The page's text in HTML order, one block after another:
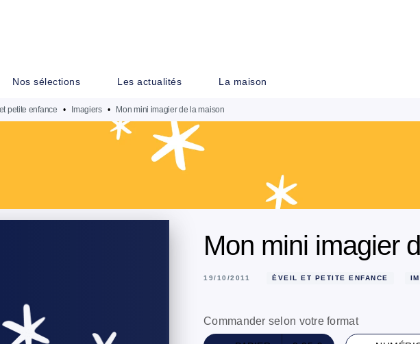
Nos sélections Les actualités La maison
petite enfance • Imagiers • Mon mini imagier de la maison
Mon mini imagier
19/10/2011 ÉVEIL ET PETITE ENFANCE
Commander selon votre format